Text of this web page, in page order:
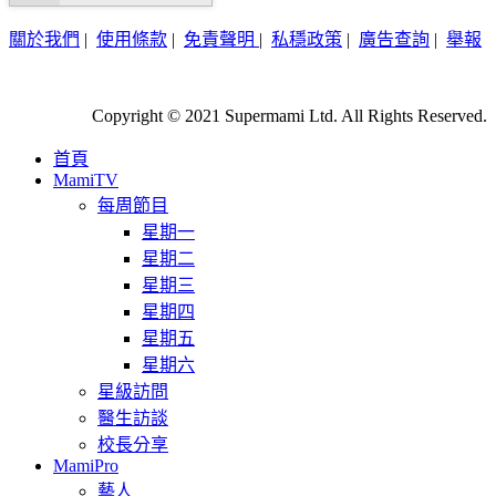
關於我們 | 使用條款 | 免責聲明 | 私穩政策 | 廣告查詢 | 舉報
Copyright © 2021 Supermami Ltd. All Rights Reserved.
首頁
MamiTV
每周節目
星期一
星期二
星期三
星期四
星期五
星期六
星級訪問
醫生訪談
校長分享
MamiPro
藝人